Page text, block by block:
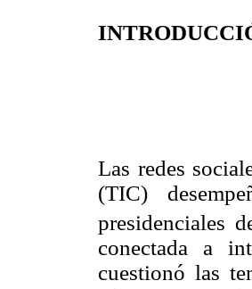
Las redes
(TIC)
presidenciales
conectada a
cuestionó las